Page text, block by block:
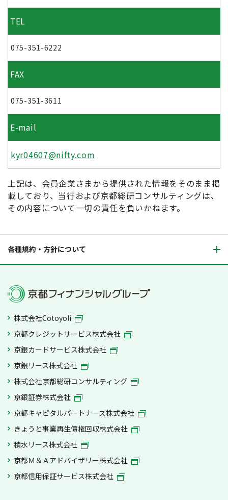
TEL
075-351-6222
FAX
075-351-3611
E-mail
kyr04607@nifty.com
上記は、会員企業さまから提供された情報をそのまま掲
載しており、当行および京都総研コンサルティングは、
その内容について一切の責任を負いかねます。
各種規約・方針について
株式会社Cotoyoli
京都クレジットサービス株式会社
京銀カードサービス株式会社
京銀リース株式会社
株式会社京都総研コンサルティング
京銀証券株式会社
京都キャピタルパートナーズ株式会社
きょうと事業再生債権回収株式会社
積水リース株式会社
京都Ｍ＆Ａアドバイザリー株式会社
京都信用保証サービス株式会社